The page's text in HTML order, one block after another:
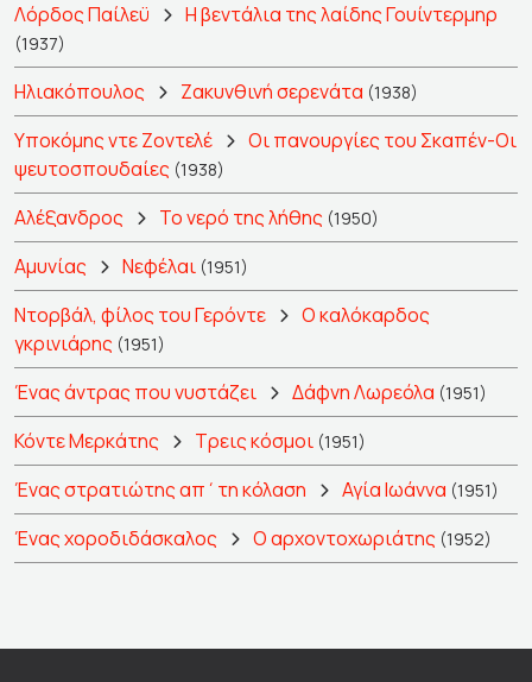
Λόρδος Παίλεϋ Η βεντάλια της λαίδης Γουίντερμηρ
(1937)
Ηλιακόπουλος Ζακυνθινή σερενάτα (1938)
Υποκόμης ντε Ζοντελέ
Οι πανουργίες του Σκαπέν-Οι
ψευτοσπουδαίες (1938)
Αλέξανδρος Το νερό της λήθης (1950)
Αμυνίας Νεφέλαι (1951)
Ντορβάλ, φίλος του Γερόντε
Ο καλόκαρδος
γκρινιάρης (1951)
Ένας άντρας που νυστάζει Δάφνη Λωρεόλα (1951)
Κόντε Μερκάτης Τρεις κόσμοι (1951)
Ένας στρατιώτης απ΄τη κόλαση Αγία Ιωάννα (1951)
Ένας χοροδιδάσκαλος Ο αρχοντοχωριάτης (1952)